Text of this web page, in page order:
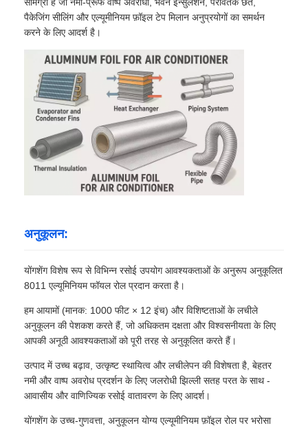
सामग्री है जो नमी-प्रूफ वाष्प अवरोधों, भवन इन्सुलेशन, परावर्तक छत,
पैकेजिंग सीलिंग और एल्यूमीनियम फ़ॉइल टेप मिलान अनुप्रयोगों का समर्थन
करने के लिए आदर्श है।
अनुकूलन:
योंगशेंग विशेष रूप से विभिन्न रसोई उपयोग आवश्यकताओं के अनुरूप अनुकूलित
8011 एल्यूमिनियम फॉयल रोल प्रदान करता है।
हम आयामों (मानक: 1000 फीट × 12 इंच) और विशिष्टताओं के लचीले
अनुकूलन की पेशकश करते हैं, जो अधिकतम दक्षता और विश्वसनीयता के लिए
आपकी अनूठी आवश्यकताओं को पूरी तरह से अनुकूलित करते हैं।
उत्पाद में उच्च बढ़ाव, उत्कृष्ट स्थायित्व और लचीलेपन की विशेषता है, बेहतर
नमी और वाष्प अवरोध प्रदर्शन के लिए जलरोधी झिल्ली सतह परत के साथ -
आवासीय और वाणिज्यिक रसोई वातावरण के लिए आदर्श।
योंगशेंग के उच्च-गुणवत्ता, अनुकूलन योग्य एल्यूमीनियम फ़ॉइल रोल पर भरोसा